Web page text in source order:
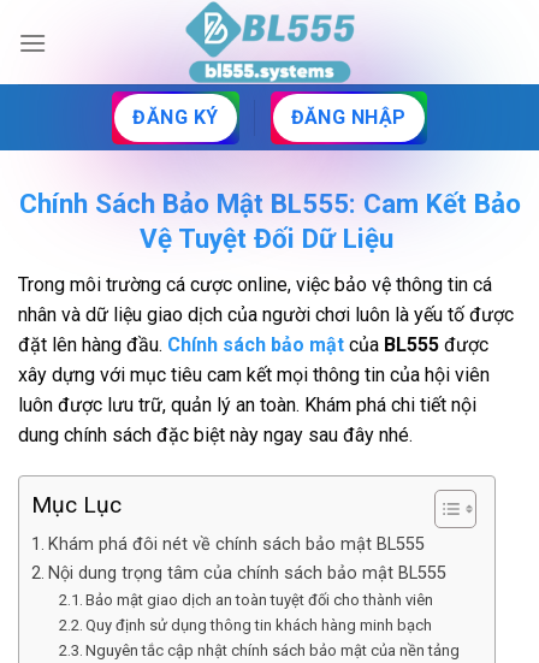
ĐĂNG KÝ
ĐĂNG NHẬP
Chính Sách Bảo Mật BL555: Cam Kết Bảo
Vệ Tuyệt Đối Dữ Liệu
Trong môi trường cá cược online, việc bảo vệ thông tin cá
nhân và dữ liệu giao dịch của người chơi luôn là yếu tố được
đặt lên hàng đầu. Chính sách bảo mật của BL555 được
xây dựng với mục tiêu cam kết mọi thông tin của hội viên
luôn được lưu trữ, quản lý an toàn. Khám phá chi tiết nội
dung chính sách đặc biệt này ngay sau đây nhé.
Mục Lục
Khám phá đôi nét về chính sách bảo mật BL555
Nội dung trọng tâm của chính sách bảo mật BL555
Bảo mật giao dịch an toàn tuyệt đối cho thành viên
Quy định sử dụng thông tin khách hàng minh bạch
Nguyên tắc cập nhật chính sách bảo mật của nền tảng